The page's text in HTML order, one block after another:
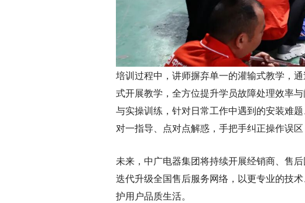
培训过程中，讲师摒弃单一的灌输式教学，
式开展教学，全方位提升学员故障处理效率
与实操训练，针对日常工作中遇到的安装难
对一指导、点对点解惑，手把手纠正操作误
未来，中广电器集团将持续开展经销商、售
迭代升级全国售后服务网络，以更专业的技
护用户品质生活。